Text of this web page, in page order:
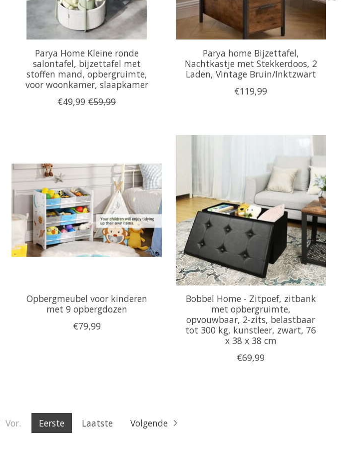
Parya Home Kleine ronde
salontafel, bijzettafel met
stoffen mand, opbergruimte,
voor woonkamer, slaapkamer
€49,99 €59,99
Parya home Bijzettafel,
Nachtkastje met Stekkerdoos, 2
Laden, Vintage Bruin/Inktzwart
€119,99
Opbergmeubel voor kinderen
met 9 opbergdozen
€79,99
Bobbel Home - Zitpoef, zitbank
met opbergruimte,
opvouwbaar, 2-zits, belastbaar
tot 300 kg, kunstleer, zwart, 76
x 38 x 38 cm
€69,99
Vor. Eerste Laatste Volgende